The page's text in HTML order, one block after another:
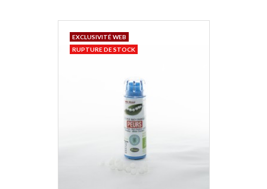
EXCLUSIVITÉ WEB
RUPTURE DE STOCK